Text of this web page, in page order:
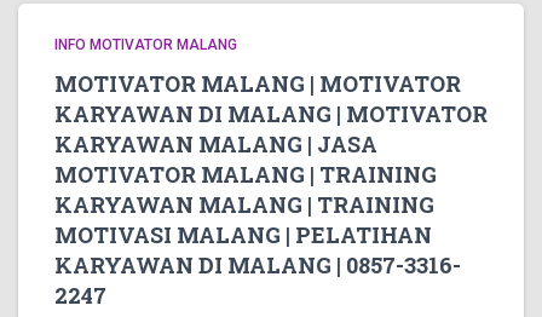
INFO MOTIVATOR MALANG
MOTIVATOR MALANG | MOTIVATOR
KARYAWAN DI MALANG | MOTIVATOR
KARYAWAN MALANG | JASA
MOTIVATOR MALANG | TRAINING
KARYAWAN MALANG | TRAINING
MOTIVASI MALANG | PELATIHAN
KARYAWAN DI MALANG | 0857-3316-
2247